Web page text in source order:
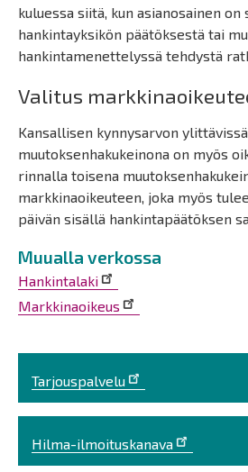
kuluessa siitä, kun asianosainen on
hankintayksikön päätöksestä tai
hankintamenettelyssä tehdystä
Valitus
Kansallisen kynnysarvon
muutoksenhakukeinona on myös
rinnalla toisena
markkinaoikeuteen, joka myös
päivän sisällä hankintapäätöksen
Muualla verkossa
Hankintalaki
Markkinaoikeus
Tarjouspalvelu
Hilma-ilmoituskanava